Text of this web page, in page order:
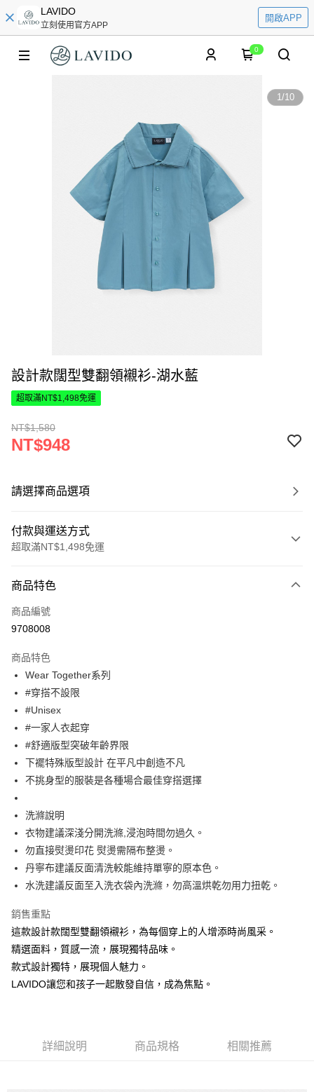
LAVIDO
立刻使用官方APP
開啟APP
0
1/10
設計款闊型雙翻領襯衫-湖水藍
超取滿NT$1,498免運
NT$1,580
NT$948
請選擇商品選項
付款與運送方式
超取滿NT$1,498免運
信用卡一次付款
超商取貨付款
街口支付
悠遊付
大哥付你分期
相關說明
【大哥付你分期使用說明】
1.本服務由台灣大哥大提供，台灣大哥大用戶可立即使用無須另外申請。
2.付款方式選擇「大哥付你分期」，訂單成立後會自動跳轉到大哥付的交易
3.實際核准額度、可分期數及費用金額請依後續交易確認頁面所載為準。
4.訂單成立30分鐘內，如未前往確認交易或遇審核未通過，訂單將自動取
消。如遇「轉專審核」未通過狀況，表示未達大哥付你分期系統評分，恕無
法說明評估內容。
【繳款方式說明】
1.分期款項不併入電信帳單，「大哥付你分期」於每月結算日後寄送繳費提
2.透過簡訊連結打開帳單後，可選擇「超商條碼／台灣大直營門市／銀行轉
帳／街口支付／iPASS MONEY」等通路繳費。
【注意事項】
用戶於交易時，得透過本服務購買商品或服務，並由商店將買賣／分期付款
買賣價金債權讓與本公司後，依約使用本公司帳單繳交帳款。
ATM付款
每筆NT$60，滿NT$1,499(含以上)免運費
付款後全家取貨
每筆NT$60，滿NT$1,498(含以上)免運費
7-11取貨付款
每筆NT$60，滿NT$1,500(含以上)免運費
每筆NT$60，滿NT$1,500(含以上)免運費
商品特色
商品編號
9708008
商品特色
Wear Together系列
#穿搭不設限
#Unisex
#一家人衣起穿
#舒適版型突破年齡界限
下襬特殊版型設計 在平凡中創造不凡
不挑身型的服裝是各種場合最佳穿搭選擇
洗滌說明
衣物建議深淺分開洗滌,浸泡時間勿過久。
勿直接熨燙印花 熨燙需隔布整燙。
丹寧布建議反面清洗較能維持單寧的原本色。
水洗建議反面至入洗衣袋內洗滌，勿高溫烘乾勿用力扭乾。
銷售重點
這款設計款闊型雙翻領襯衫，為每個穿上的人增添時尚風采。
精選面料，質感一流，展現獨特品味。
款式設計獨特，展現個人魅力。
LAVIDO讓您和孩子一起散發自信，成為焦點。
詳細說明 商品規格 相關推薦